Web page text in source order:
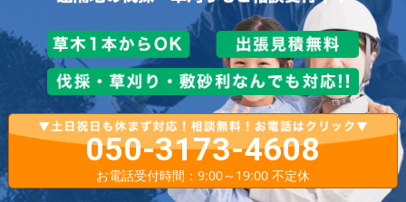
050-3173-4608
お電話受付時間：9:00～19:00 不定休